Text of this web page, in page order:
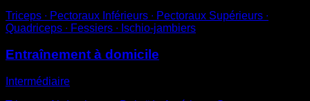
Triceps ∙ Pectoraux Inférieurs ∙ Pectoraux Supérieurs ∙
Quadriceps ∙ Fessiers ∙ Ischio-jambiers
Entraînement à domicile
Intermédiaire